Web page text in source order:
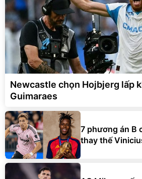
Newcastle chọn Hojbjerg lấp
Guimaraes
7 phương án B
thay thế